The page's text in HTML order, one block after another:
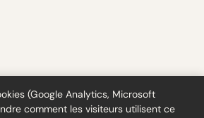
S'abonner·Confidentialité·Remboursements·
(Google Analytics, Microsoft
comment les visiteurs utilisent ce